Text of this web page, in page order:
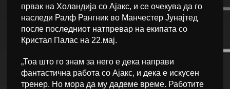
првак на Холандија со Ајакс, и се очекува да го
наследи Ралф Рангник во Манчестер Јунајтед
после последниот натпревар на екипата со
Кристал Палас на 22.мај.
„Тоа што го знам за него е дека направи
фантастична работа со Ајакс, и дека е искусен
тренер. Но мора да му дадеме време. Работите